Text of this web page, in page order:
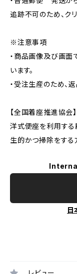
追跡不可のため、ク
※注意事項
・商品画像及び画面
います。
・受注生産のため、
【全国着座推進協会】
洋式便座を利用する
生的かつ掃除をす
日